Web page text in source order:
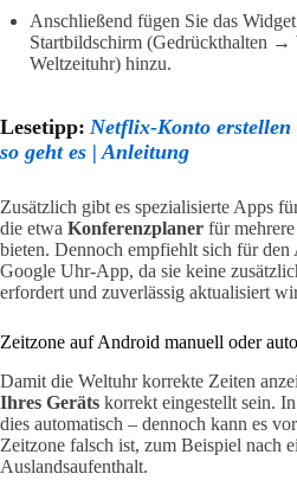
Anschließend fügen Sie das
Startbildschirm (Gedrückthalten
Weltzeituhr) hinzu.
Lesetipp: Netflix-Konto
so geht es | Anleitung
Zusätzlich gibt es spezialisierte Apps
die etwa Konferenzplaner für
bieten. Dennoch empfiehlt sich für
Google Uhr-App, da sie keine
erfordert und zuverlässig aktualisiert
Zeitzone auf Android manuell oder
Damit die Weltuhr korrekte Zeiten
Ihres Geräts korrekt eingestellt sein.
dies automatisch – dennoch kann es
Zeitzone falsch ist, zum Beispiel nach
Auslandsaufenthalt.